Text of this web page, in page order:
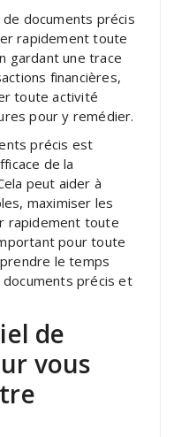
documents précis
rapidement toute
gardant une trace
financières,
toute activité
pour y remédier.
précis est
de la
peut aider à
maximiser les
rapidement toute
pour toute
le temps
précis et
de
vous